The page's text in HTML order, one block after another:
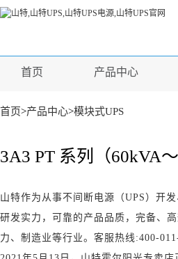
首页 产品中心
首页>产品中心>模块式UPS
3A3 PT 系列（60kVA
山特作为从事不间断电源（UPS）开
研发实力，可靠的产品品质，完备、
力、制造业等行业。客服热线:400-